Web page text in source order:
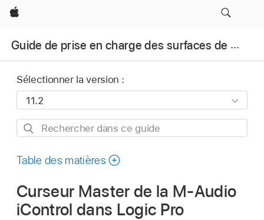
Apple
Guide de prise en charge des surfaces de contrôle pour Logic Pro
Sélectionner la version :
Rechercher
ce
Table des matières
Curseur Master de la M-Audio
iControl dans Logic Pro